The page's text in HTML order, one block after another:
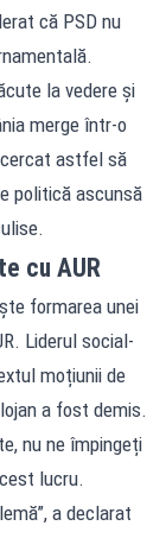
că PSD nu
la vedere și
merge într-o
astfel să
politică ascunsă
cu AUR
formarea unei
Liderul social-
moțiunii de
a fost demis.
nu ne împingeți
lucru.
a declarat